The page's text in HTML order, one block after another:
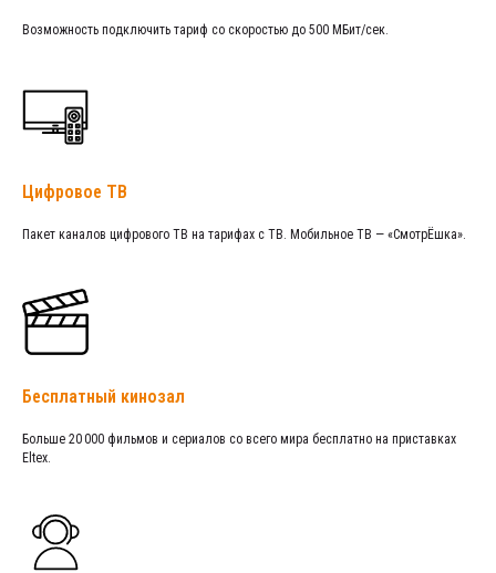
Возможность подключить тариф со скоростью до 500 МБит/сек.
Цифровое ТВ
Пакет каналов цифрового ТВ на тарифах с ТВ. Мобильное ТВ — «СмотрЁшка».
Бесплатный кинозал
Больше 20 000 фильмов и сериалов со всего мира бесплатно на приставках
Eltex.